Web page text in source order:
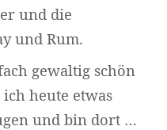
und die
und Rum.
gewaltig schön
heute etwas
und bin dort …